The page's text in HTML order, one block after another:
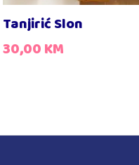
Tanjirić Slon
30,00KM